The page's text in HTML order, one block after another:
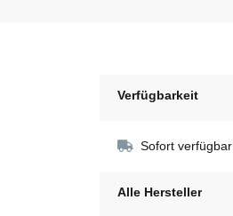
Verfügbarkeit
Sofort verfügbar
Alle Hersteller